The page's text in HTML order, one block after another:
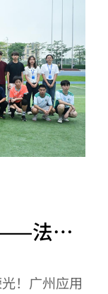
都镌刻着团
球盛宴，终
上，双方球
是对胜利的
、坚固的防
。抢断时的
敢、扑救时
法政
！广州应用